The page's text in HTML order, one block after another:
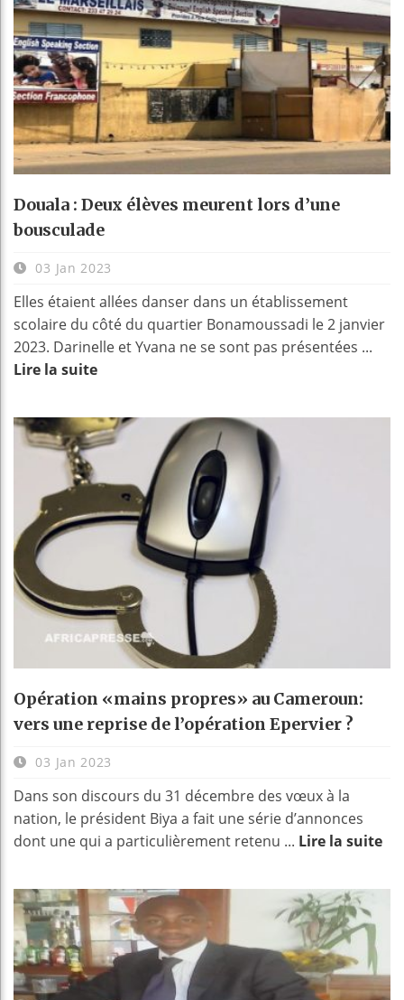
Douala : Deux élèves meurent lors d’une
bousculade
03 Jan 2023
Elles étaient allées danser dans un établissement
scolaire du côté du quartier Bonamoussadi le 2 janvier
2023. Darinelle et Yvana ne se sont pas présentées ...
Lire la suite
Opération «mains propres» au Cameroun:
vers une reprise de l’opération Epervier ?
03 Jan 2023
Dans son discours du 31 décembre des vœux à la
nation, le président Biya a fait une série d’annonces
dont une qui a particulièrement retenu ... Lire la suite